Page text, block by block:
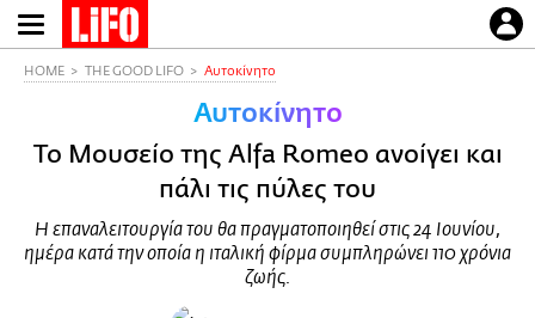
Παράκαμψη
προς
HOME THE GOOD LIFO Αυτοκίνητο
Αυτοκίνητο
Το Μουσείο της Alfa Romeo ανοίγει και
πάλι τις πύλες του
Η επαναλειτουργία του θα πραγματοποιηθεί στις 24 Ιουνίου,
ημέρα κατά την οποία η ιταλική φίρμα συμπληρώνει 110 χρόνια
ζωής.